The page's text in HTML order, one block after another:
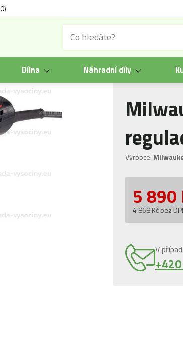
Dílna Náhradní díly
Výrobce:
5 890
4 868 Kč bez
V